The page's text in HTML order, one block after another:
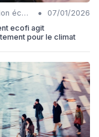
Transition écologique •
07/01/2026
ecofi agit
pour le climat